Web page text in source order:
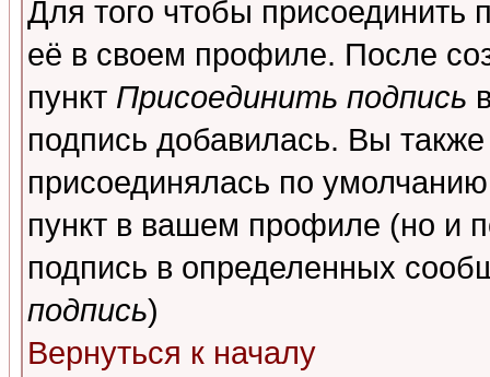
Для того чтобы присоединить
её в своем профиле. После
пункт Присоединить подпись
подпись добавилась. Вы
присоединялась по
пункт в вашем профиле (но и
подпись в определенных
подпись)
Вернуться к началу